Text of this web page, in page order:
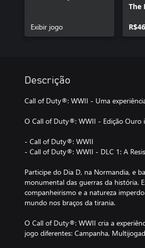
Exibir jogo
The
Descrição
Call of Duty®: WWII - Uma
O Call of Duty®: WWII - Edição Ouro
- Call of Duty®: WWII
- Call of Duty®: WWII - DLC 1: A
Participe do Dia D, na Normandia, e
monumental das guerras da história.
companheirismo e a natureza
mundo nos braços da tirania.
O Call of Duty®: WWII cria a
jogo diferentes: Campanha,